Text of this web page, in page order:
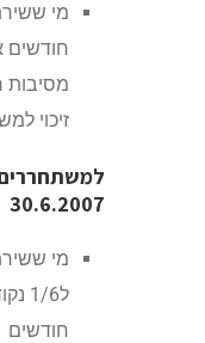
חודשים
זיכוי למשך 24
30.6.2007
חודשים